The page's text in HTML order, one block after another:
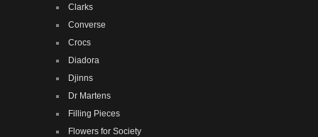
Clarks
Converse
Crocs
Diadora
Djinns
Dr Martens
Filling Pieces
Flowers for Society